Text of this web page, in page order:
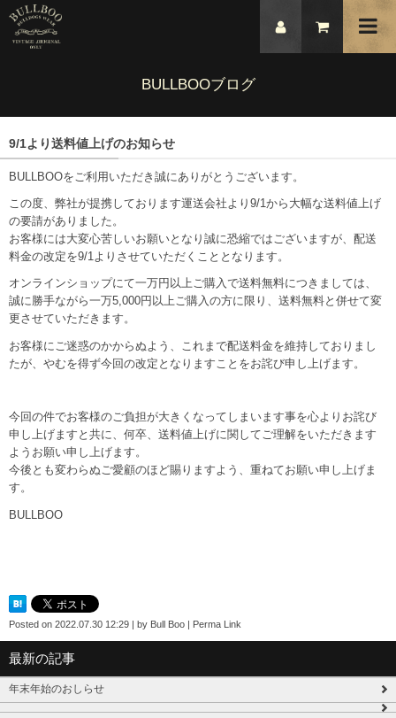
BULLBOOブログ
9/1より送料値上げのお知らせ
BULLBOOをご利用いただき誠にありがとうございます。
この度、弊社が提携しております運送会社より9/1から大幅な送料値上げ
の要請がありました。
お客様には大変心苦しいお願いとなり誠に恐縮ではございますが、配送
料金の改定を9/1よりさせていただくこととなります。
オンラインショップにて一万円以上ご購入で送料無料につきましては、
誠に勝手ながら一万5,000円以上ご購入の方に限り、送料無料と併せて変
更させていただきます。
お客様にご迷惑のかからぬよう、これまで配送料金を維持しておりまし
たが、やむを得ず今回の改定となりますことをお詫び申し上げます。
今回の件でお客様のご負担が大きくなってしまいます事を心よりお詫び
申し上げますと共に、何卒、送料値上げに関してご理解をいただきます
ようお願い申し上げます。
今後とも変わらぬご愛顧のほど賜りますよう、重ねてお願い申し上げま
す。
BULLBOO
Posted on 2022.07.30 12:29 by Bull Boo Perma Link
最新の記事
年末年始のおしらせ